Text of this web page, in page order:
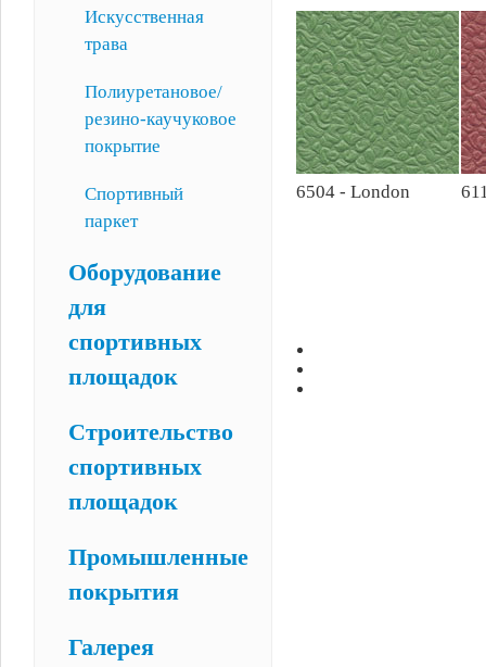
Искусственная
трава
Полиуретановое/
резино-каучуковое
покрытие
Спортивный
паркет
Оборудование
для
спортивных
площадок
Строительство
спортивных
площадок
Промышленные
покрытия
Галерея
6504 - London